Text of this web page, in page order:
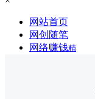
网站首页
网创随笔
网络赚钱精